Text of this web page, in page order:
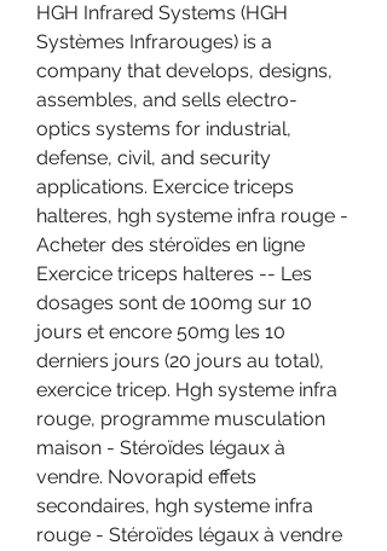
HGH Infrared Systems (HGH
Systèmes Infrarouges) is a
company that develops, designs,
assembles, and sells electro-
optics systems for industrial,
defense, civil, and security
applications. Exercice triceps
halteres, hgh systeme infra rouge -
Acheter des stéroïdes en ligne
Exercice triceps halteres -- Les
dosages sont de 100mg sur 10
jours et encore 50mg les 10
derniers jours (20 jours au total),
exercice tricep. Hgh systeme infra
rouge, programme musculation
maison - Stéroïdes légaux à
vendre. Novorapid effets
secondaires, hgh systeme infra
rouge - Stéroïdes légaux à vendre